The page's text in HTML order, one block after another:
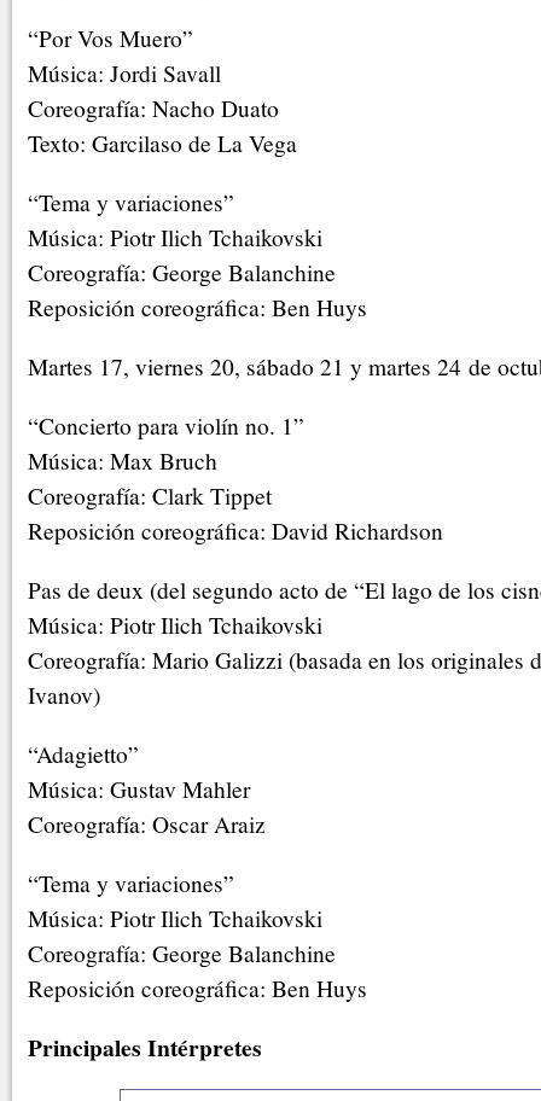
“Por Vos Muero”
Música: Jordi Savall
Coreografía: Nacho Duato
Texto: Garcilaso de La Vega
“Tema y variaciones”
Música: Piotr Ilich Tchaikovski
Coreografía: George Balanchine
Reposición coreográfica: Ben Huys
Martes 17, viernes 20, sábado 21 y martes 24 de
“Concierto para violín no. 1”
Música: Max Bruch
Coreografía: Clark Tippet
Reposición coreográfica: David Richardson
Pas de deux (del segundo acto de “El lago de los
Música: Piotr Ilich Tchaikovski
Coreografía: Mario Galizzi (basada en los originales
Ivanov)
“Adagietto”
Música: Gustav Mahler
Coreografía: Oscar Araiz
“Tema y variaciones”
Música: Piotr Ilich Tchaikovski
Coreografía: George Balanchine
Reposición coreográfica: Ben Huys
Principales Intérpretes